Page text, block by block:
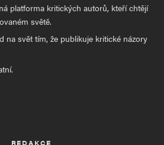
platforma kritických autorů, kteří chtějí
světě.
na svět tím, že publikuje kritické názory
REDAKCE